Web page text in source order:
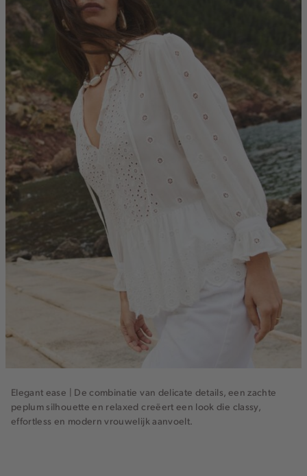
Elegant ease | De combinatie van delicate details, een zachte
peplum silhouette en relaxed creëert een look die classy,
effortless en modern vrouwelijk aanvoelt.